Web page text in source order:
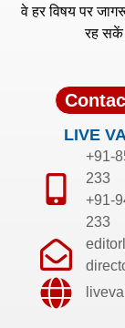
वे हर विषय पर
रह
LIVE
+91-
233
+91-
233